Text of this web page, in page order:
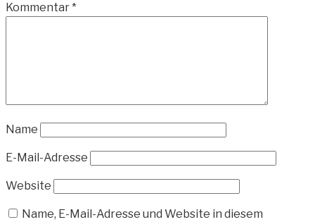
Kommentar*
Name
E-Mail-Adresse
Website
Name, E-Mail-Adresse und Website in diesem